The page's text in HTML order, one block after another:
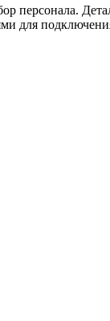
персонала.
для